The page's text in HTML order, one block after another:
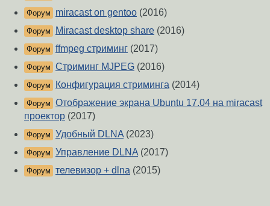
Форум miracast on gentoo (2016)
Форум Miracast desktop share (2016)
Форум ffmpeg стриминг (2017)
Форум Стриминг MJPEG (2016)
Форум Конфигурация стриминга (2014)
Форум Отображение экрана Ubuntu 17.04 на miracast
проектор (2017)
Форум Удобный DLNA (2023)
Форум Управление DLNA (2017)
Форум телевизор + dlna (2015)